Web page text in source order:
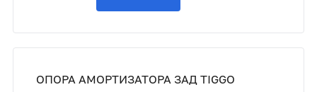
ОПОРА АМОРТИЗАТОРА ЗАД TIGGO